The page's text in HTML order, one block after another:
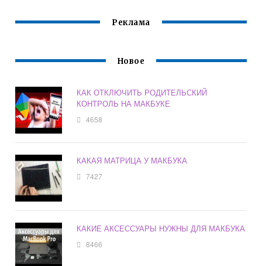
Реклама
Новое
КАК ОТКЛЮЧИТЬ РОДИТЕЛЬСКИЙ
КОНТРОЛЬ НА МАКБУКЕ
4658
КАКАЯ МАТРИЦА У МАКБУКА
7427
КАКИЕ АКСЕССУАРЫ НУЖНЫ ДЛЯ МАКБУКА
8466